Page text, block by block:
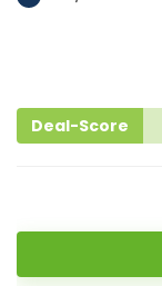
Deal-Score